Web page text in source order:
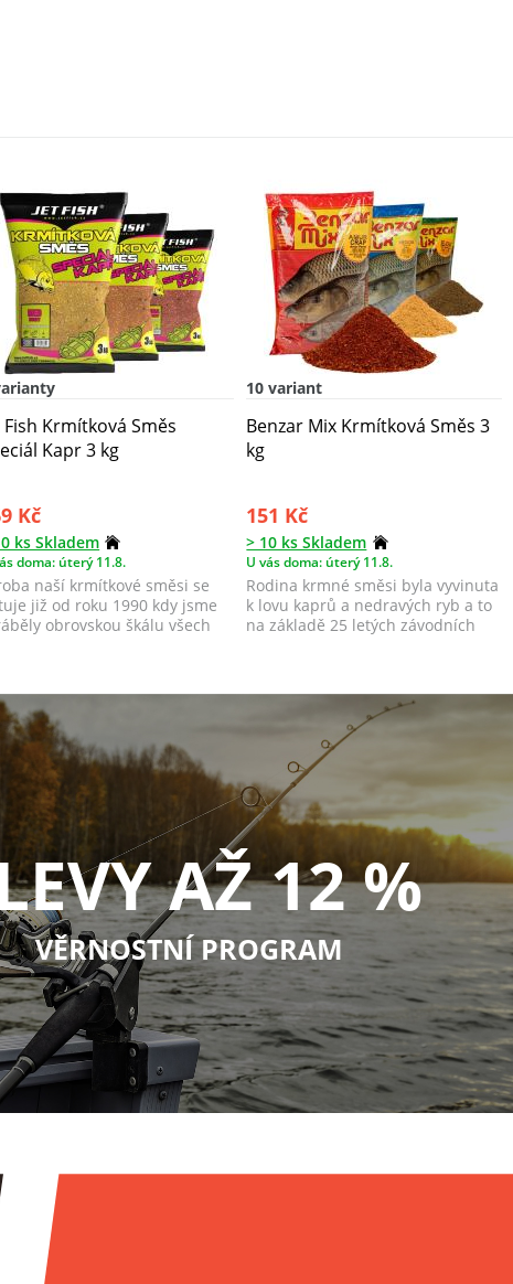
Fish Krmítková Směs
Kapr 3 kg
Kč
ks Skladem
doma: úterý 11.8.
naší krmítkové směsi se
již od roku 1990 kdy jsme
obrovskou škálu všech
10 variant
Benzar Mix Krmítková Směs 3
kg
151 Kč
> 10 ks Skladem
U vás doma: úterý 11.8.
Rodina krmné směsi byla vyvinuta
k lovu kaprů a nedravých ryb a to
na základě 25 letých závodních
AŽ 12 %
VĚRNOSTNÍ PROGRAM